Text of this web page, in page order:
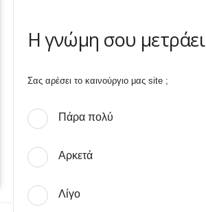
Η γνώμη σου μετράει
Σας αρέσει το καινούργιο μας site ;
Πάρα πολύ
Αρκετά
Λίγο